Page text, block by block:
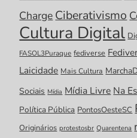
ChargeCiberativismo
Cultura Digital
FASOL3Puraque fediverse
Laicidade Mais Cultura
Sociais Mídia Mídia LivreNa
Política Pública PontosOesteSC
Originários protestosbr Quarentena